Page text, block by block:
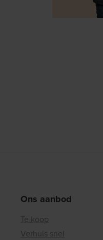
Ons aanbod
Te koop
Verhuis snel